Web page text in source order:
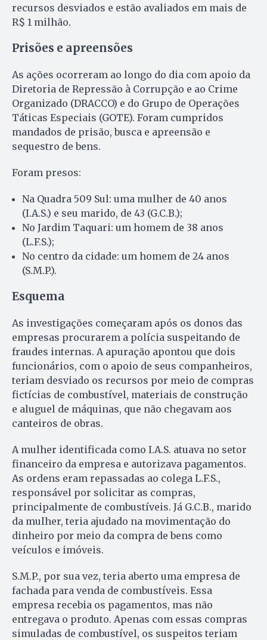
recursos desviados e estão avaliados em mais de
R$ 1 milhão.
Prisões e apreensões
As ações ocorreram ao longo do dia com apoio da
Diretoria de Repressão à Corrupção e ao Crime
Organizado (DRACCO) e do Grupo de Operações
Táticas Especiais (GOTE). Foram cumpridos
mandados de prisão, busca e apreensão e
sequestro de bens.
Foram presos:
Na Quadra 509 Sul: uma mulher de 40 anos
(I.A.S.) e seu marido, de 43 (G.C.B.);
No Jardim Taquari: um homem de 38 anos
(L.F.S.);
No centro da cidade: um homem de 24 anos
(S.M.P.).
Esquema
As investigações começaram após os donos das
empresas procurarem a polícia suspeitando de
fraudes internas. A apuração apontou que dois
funcionários, com o apoio de seus companheiros,
teriam desviado os recursos por meio de compras
fictícias de combustível, materiais de construção
e aluguel de máquinas, que não chegavam aos
canteiros de obras.
A mulher identificada como I.A.S. atuava no setor
financeiro da empresa e autorizava pagamentos.
As ordens eram repassadas ao colega L.F.S.,
responsável por solicitar as compras,
principalmente de combustíveis. Já G.C.B., marido
da mulher, teria ajudado na movimentação do
dinheiro por meio da compra de bens como
veículos e imóveis.
S.M.P., por sua vez, teria aberto uma empresa de
fachada para venda de combustíveis. Essa
empresa recebia os pagamentos, mas não
entregava o produto. Apenas com essas compras
simuladas de combustível, os suspeitos teriam